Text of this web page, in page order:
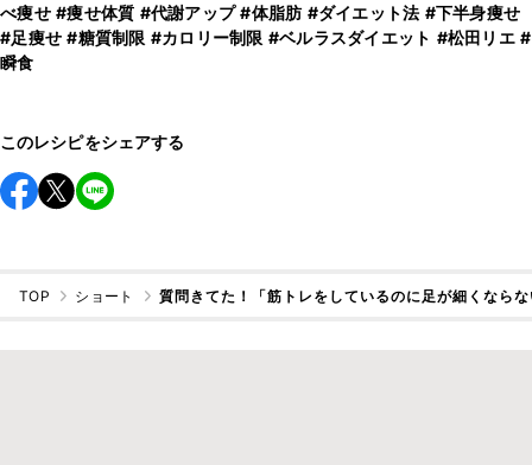
べ痩せ #痩せ体質 #代謝アップ #体脂肪 #ダイエット法 #下半身痩せ
#足痩せ #糖質制限 #カロリー制限 #ベルラスダイエット #松田リエ #
瞬食
このレシピをシェアする
TOP ショート 質問きてた！「筋トレをしているのに足が細くなら